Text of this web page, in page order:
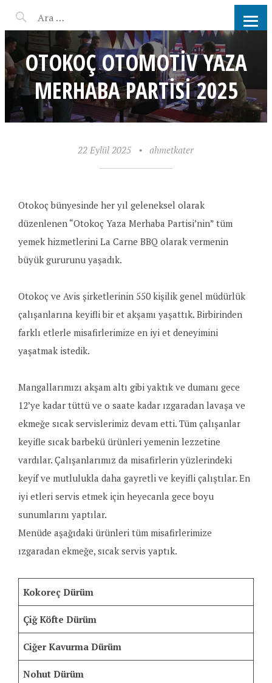
AHMET KATER KÖMÜR
ATEŞINDE BARBEKÜ, IZGARA,
MANGAL PARTISI
HIZMETLERI
OTOKOÇ OTOMOTIV YAZA
MERHABA PARTISI 2025
22 Eylül 2025 • ahmetkater
Otokoç bünyesinde her yıl geleneksel olarak
düzenlenen “Otokoç Yaza Merhaba Partisi’nin” tüm
yemek hizmetlerini La Carne BBQ olarak vermenin
büyük gururunu yaşadık.
Otokoç ve Avis şirketlerinin 550 kişilik genel müdürlük
çalışanlarına keyifli bir et akşamı yaşattık. Birbirinden
farklı etlerle misafirlerimize en iyi et deneyimini
yaşatmak istedik.
Mangallarımızı akşam altı gibi yaktık ve dumanı gece
12’ye kadar tüttü ve o saate kadar ızgaradan lavaşa ve
ekmeğe sıcak servislerimiz devam etti. Tüm çalışanlar
keyifle sıcak barbekü ürünleri yemenin lezzetine
vardılar. Çalışanlarımız da misafirlerin yüzlerindeki
keyif ve mutlulukla daha gayretli ve keyifli çalıştılar. En
iyi etleri servis etmek için heyecanla gece boyu
sunumlarını yaptılar.
Menüde aşağıdaki ürünleri tüm misafirlerimize
ızgaradan ekmeğe, sıcak servis yaptık.
Kokoreç Dürüm
Çiğ Köfte Dürüm
Ciğer Kavurma Dürüm
Nohut Dürüm